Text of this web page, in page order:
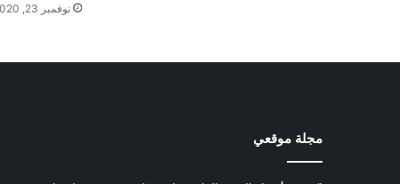
نوفمبر 23, 2020
مجلة موقعي